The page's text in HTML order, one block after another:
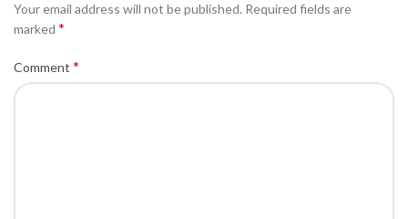
Your email address will not be published. Required fields are
marked *
Comment *